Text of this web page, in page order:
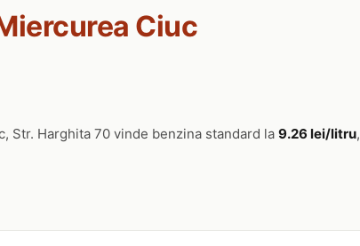
Ciuc
Str. Harghita 70 vinde benzina standard la 9.26 lei/litru,